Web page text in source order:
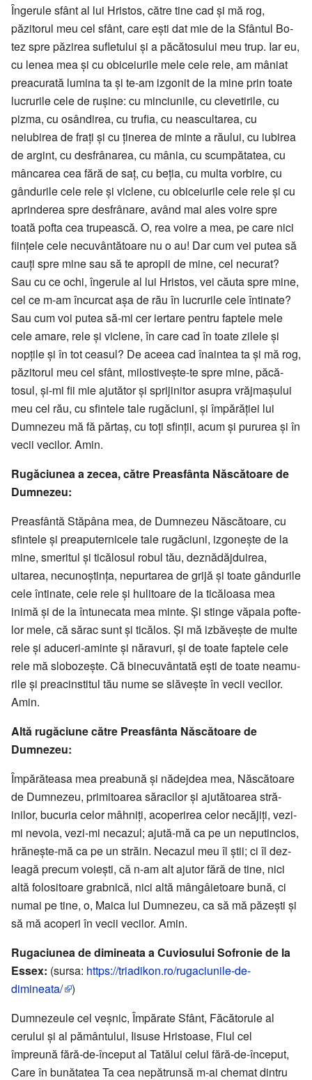
Îngerule sfânt al lui Hristos, că­tre tine cad și mă rog,
păzitorul meu cel sfânt, care ești dat mie de la Sfân­tul Bo­
tez spre păzirea sufletului și a pă­că­to­sului meu trup. Iar eu,
cu lenea mea și cu obiceiurile mele cele rele, am mâ­niat
prea­curată lumina ta și te-am iz­gonit de la mine prin toate
lu­crurile cele de rușine: cu minciu­nile, cu cle­vetirile, cu
pizma, cu osân­direa, cu tru­fia, cu neascultarea, cu
neiubirea de frați și cu ținerea de minte a răului, cu iubirea
de argint, cu des­frâ­narea, cu mânia, cu scumpătatea, cu
mânca­rea cea fără de saț, cu beția, cu multa vorbire, cu
gândurile cele rele și vi­clene, cu obiceiurile cele rele și cu
aprin­de­rea spre desfrânare, având mai ales voire spre
toată pof­ta cea trupească. O, rea voire a mea, pe care nici
ființele cele necuvân­tătoare nu o au! Dar cum vei putea să
cauți spre mine sau să te apropii de mine, cel necurat?
Sau cu ce ochi, îngerule al lui Hristos, vei căuta spre mi­ne,
cel ce m-am în­curcat așa de rău în lu­cru­rile cele întinate?
Sau cum voi pu­tea să-mi cer ier­tare pentru faptele mele
cele amare, rele și vi­clene, în care cad în toate zilele și
nopțile și în tot ceasul? De aceea cad înaintea ta și mă rog,
pă­zitorul meu cel sfânt, mi­losti­vește-te spre mine, pă­că­
tosul, și-mi fii mie aju­tător și sprijinitor asu­pra vrăjmașului
meu cel rău, cu sfintele tale rugăciuni, și îm­părăției lui
Dum­nezeu mă fă păr­taș, cu toți sfinții, acum și pu­rurea și în
vecii vecilor. Amin.
Rugăciunea a zecea, către Preasfânta Născătoare de
Dumnezeu:
Preasfântă Stăpâna mea, de Dum­­ne­zeu Născătoare, cu
sfintele și prea­puternicele tale rugăciuni, izgo­nește de la
mine, sme­ritul și ticălosul robul tău, deznădăjdui­rea,
uitarea, necu­noș­tința, nepurtarea de gri­jă și toate gân­durile
cele întinate, cele rele și hu­litoare de la ticăloasa mea
inimă și de la întu­ne­cata mea minte. Și stinge vă­paia pof­te­
lor mele, că sărac sunt și ti­călos. Și mă iz­bă­vește de multe
rele și adu­ceri-aminte și năravuri, și de toa­te fap­tele cele
rele mă slobozește. Că bine­cu­vântată ești de toate nea­mu­
rile și prea­cinstitul tău nume se slăvește în vecii ve­cilor.
Amin.
Altă rugăciune către Preasfânta Născătoare de
Dumnezeu:
Împărăteasa mea preabună și nă­dejdea mea, Născătoare
de Dumne­zeu, primitoarea săracilor și ajutătoa­rea stră­­
inilor, bucuria celor mâhniți, aco­pe­rirea celor necăjiți, vezi-
mi nevoia, vezi-mi necazul; ajută-mă ca pe un ne­putincios,
hrănește-mă ca pe un străin. Necazul meu îl știi; ci îl dez­
lea­gă precum voiești, că n-am alt ajutor fă­ră de tine, nici
altă folositoare grab­­­nică, nici altă mângâietoare bună, ci
numai pe tine, o, Maica lui Dum­ne­zeu, ca să mă păzești și
să mă acoperi în vecii ve­cilor. Amin.
Rugaciunea de dimineata a Cuviosului Sofronie de la
Essex: (sursa: https://triadikon.ro/rugaciunile-de-
dimineata/ )
Dumnezeule cel veșnic, Împărate Sfânt, Făcătorule al
cerului și al pământului, Iisuse Hristoase, Fiul cel
împreună fără-de-început al Tatălui celui fără-de-început,
Care în bunătatea Ta cea nepătrunsă m-ai chemat dintru